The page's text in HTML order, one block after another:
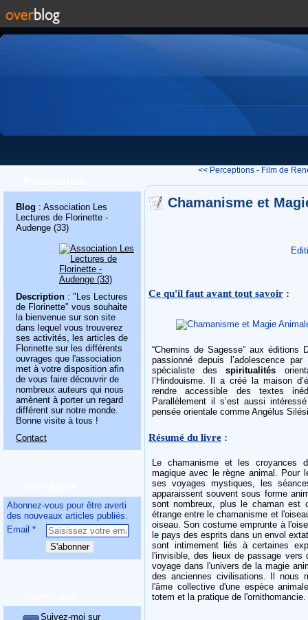
Blog : Association Les
Lectures de Florinette -
Audenge (33)
Description : "Les Lectures
de Florinette" vous souhaite
la bienvenue sur son site
dans lequel vous trouverez
ses activités, les articles de
Florinette sur les différents
ouvrages que l'association
met à votre disposition afin
de vous faire découvrir de
nombreux auteurs qui nous
amènent à porter un regard
différent sur notre monde.
Bonne visite à tous !
Contact
Abonnez-vous pour être averti
des nouveaux articles publiés.
Email
Suivez-moi sur
<< Perceptions - Film de
Chamanisme et
Ce qu'il faut avant tout savoir :
“Chemins de Sagesse” aux éditions
passionné depuis l’adolescence
spécialiste desspiritualités
l’Hindouisme. Il a créé la maison
rendre accessible des textes
Parallèlement il s’est aussi
pensée orientale comme Angélus
Résumé du livre :
Le chamanisme et les croyances
magique avec le règne animal. Pour
ses voyages mystiques, les
apparaissent souvent sous forme
sont nombreux, plus le chaman est
étrange entre le chamanisme et
oiseau. Son costume emprunte à
le pays des esprits dans un envol
sont intimement liés à certaines
l'invisible, des lieux de passage
voyage dans l'univers de la magie
des anciennes civilisations. Il nous
l'âme collective d'une espèce
totem et la pratique de l'ornithomancie.